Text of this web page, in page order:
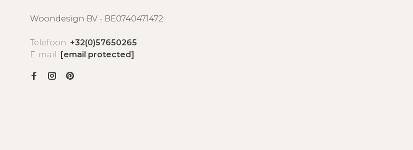
Woondesign BV - BE0740471472
Telefoon: +32(0)57650265
E-mail: [email protected]